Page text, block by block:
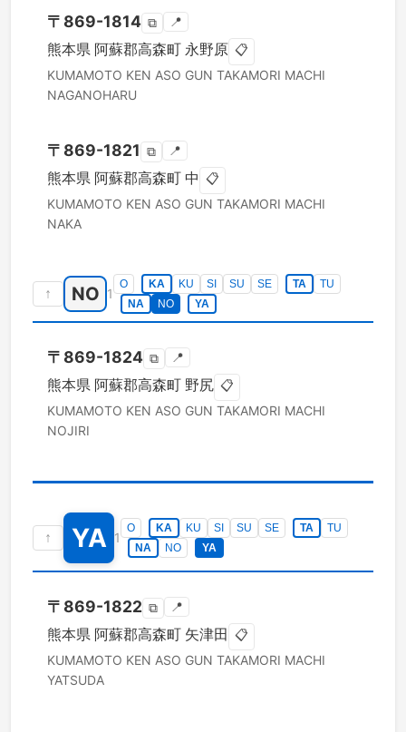
〒 869-1814 ⧉ 📍
熊本県 阿蘇郡高森町 永野原 📋
KUMAMOTO KEN ASO GUN TAKAMORI MACHI
NAGANOHARU
〒 869-1821 ⧉ 📍
熊本県 阿蘇郡高森町 中 📋
KUMAMOTO KEN ASO GUN TAKAMORI MACHI
NAKA
↑ NO 1
O KA KU SI SU SE TA
TU
NA
NO YA
〒 869-1824 ⧉ 📍
熊本県 阿蘇郡高森町 野尻 📋
KUMAMOTO KEN ASO GUN TAKAMORI MACHI
NOJIRI
↑ YA 1
O KA KU SI SU SE TA
TU
NA
NO YA
〒 869-1822 ⧉ 📍
熊本県 阿蘇郡高森町 矢津田 📋
KUMAMOTO KEN ASO GUN TAKAMORI MACHI
YATSUDA